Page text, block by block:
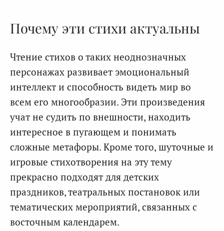
Почему эти стихи актуальны
Чтение стихов о таких неоднозначных
персонажах развивает эмоциональный
интеллект и способность видеть мир во
всем его многообразии. Эти произведения
учат не судить по внешности, находить
интересное в пугающем и понимать
сложные метафоры. Кроме того, шуточные и
игровые стихотворения на эту тему
прекрасно подходят для детских
праздников, театральных постановок или
тематических мероприятий, связанных с
восточным календарем.